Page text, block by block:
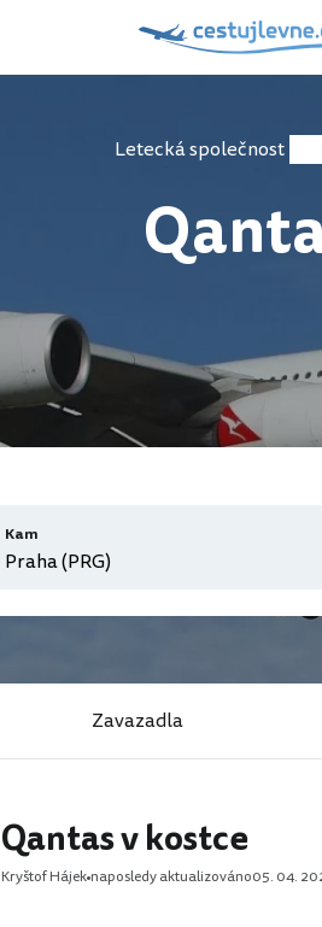
Letecká společnost
Kam
Zavazadla
Qantas v kostce
Kryštof Hájek naposledy aktualizováno05. 04.